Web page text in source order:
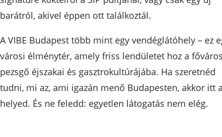
barátról, akivel éppen ott találkoztál.
A VIBE Budapest több mint egy vendéglátóhely – ez
városi élménytér, amely friss lendületet hoz a
pezsgő éjszakai és gasztrokultúrájába. Ha szeretnéd
tudni, mi az, ami igazán menő Budapesten, akkor itt
helyed. És ne feledd: egyetlen látogatás nem elég.